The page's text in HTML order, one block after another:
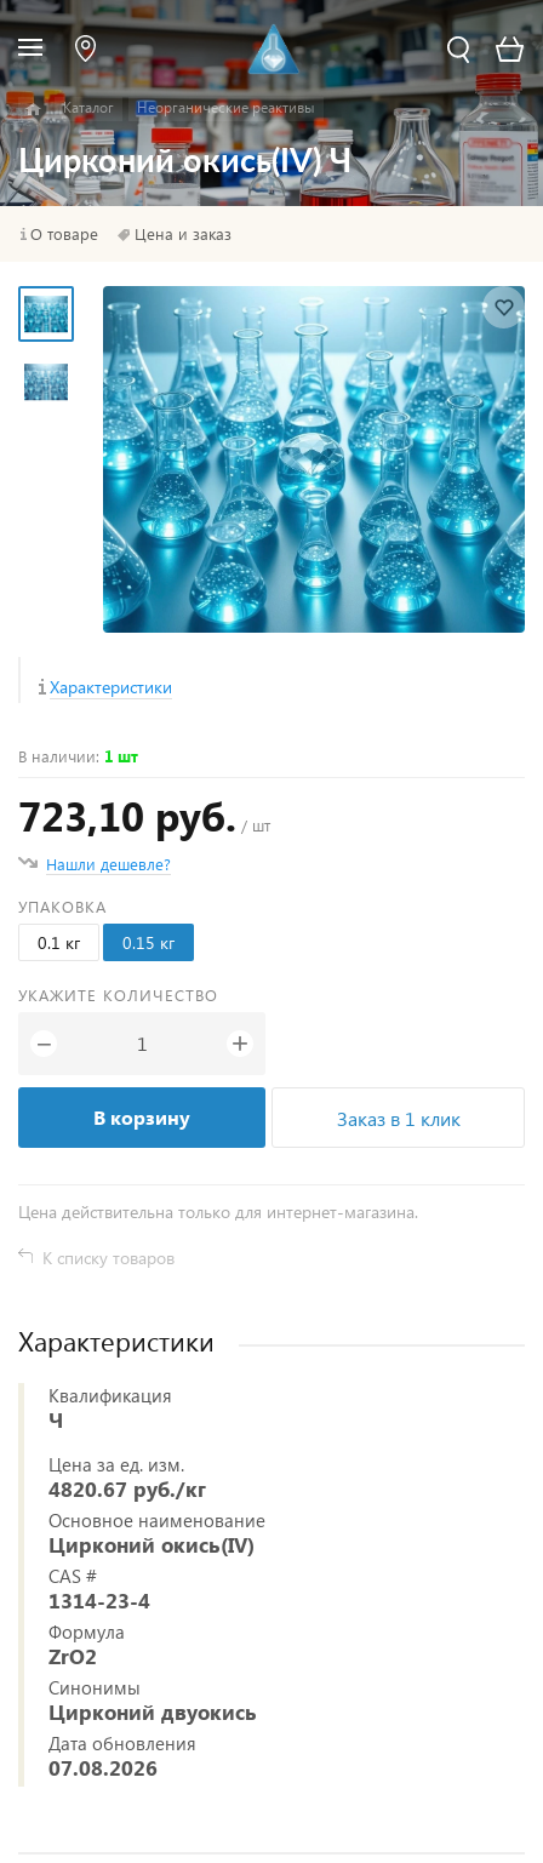
Каталог Неорганические реактивы
Цирконий окись(IV) Ч
О товаре Цена и заказ
Характеристики
В наличии: 1 шт
723,10 руб. / шт
Нашли дешевле?
УПАКОВКА
0.1 кг 0.15 кг
УКАЖИТЕ КОЛИЧЕСТВО
− +
В корзину Заказ в 1 клик
Цена действительна только для интернет-магазина.
К списку товаров
Характеристики
Квалификация
Ч
Цена за ед. изм.
4820.67 руб./кг
Основное наименование
Цирконий окись(IV)
CAS #
1314-23-4
Формула
ZrO2
Синонимы
Цирконий двуокись
Дата обновления
07.08.2026